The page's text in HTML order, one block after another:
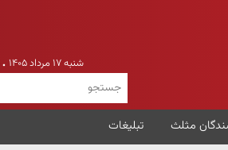
شنبه ۱۷ مرداد ۱۴۰۵
مثلث تبلیغات